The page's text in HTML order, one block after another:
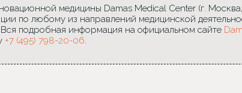
медицины Damas Medical Center (г.
по любому из направлений медицинской
подробная информация на официальном сайте
+7 (495) 798-20-06.